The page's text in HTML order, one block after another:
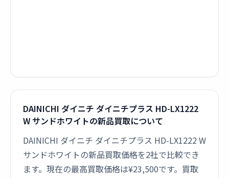
DAINICHI ダイニチ ダイニチプラス HD-LX1222
W サンドホワイトの新品買取について
DAINICHI ダイニチ ダイニチプラス HD-LX1222 W
サンドホワイトの新品買取価格を2社で比較でき
ます。現在の最高買取価格は¥23,500です。買取